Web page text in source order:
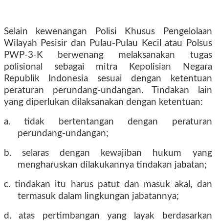
Selain kewenangan Polisi Khusus Pengelolaan
Wilayah Pesisir dan Pulau-Pulau Kecil atau Polsus
PWP-3-K berwenang melaksanakan tugas
polisional sebagai mitra Kepolisian Negara
Republik Indonesia sesuai dengan ketentuan
peraturan perundang-undangan. Tindakan lain
yang diperlukan dilaksanakan dengan ketentuan:
a. tidak bertentangan dengan peraturan
perundang-undangan;
b. selaras dengan kewajiban hukum yang
mengharuskan dilakukannya tindakan jabatan;
c. tindakan itu harus patut dan masuk akal, dan
termasuk dalam lingkungan jabatannya;
d. atas pertimbangan yang layak berdasarkan